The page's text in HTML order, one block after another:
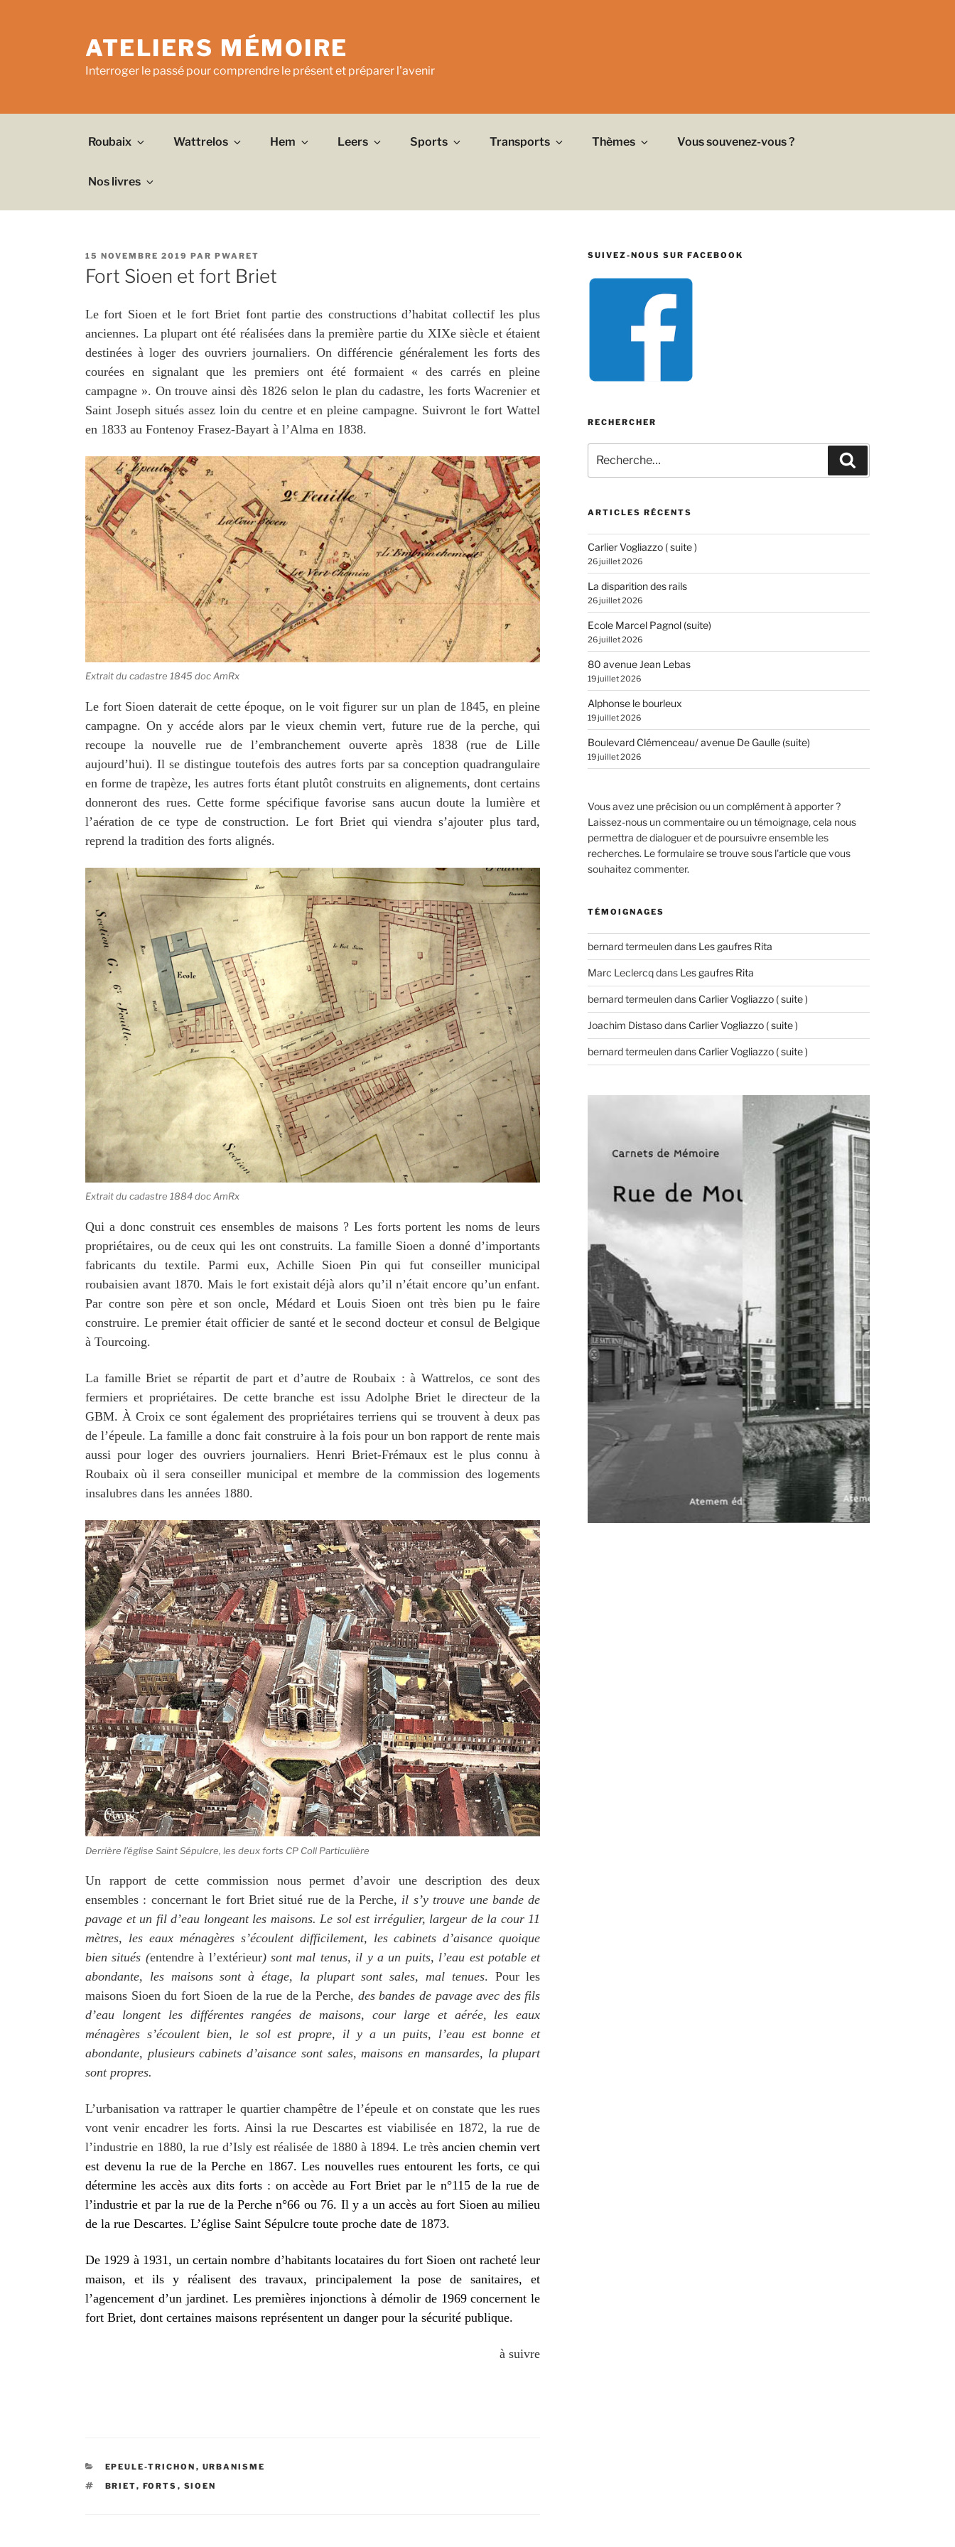
ATELIERS MÉMOIRE
Interroger le passé pour comprendre le présent et préparer l'avenir
Roubaix Wattrelos Hem Leers Sports Transports Thèmes Vous souvenez-vous ?
Nos livres
PUBLIÉ
LE
15 NOVEMBRE 2019 PAR PWARET
Fort Sioen et fort Briet
Le fort Sioen et le fort Briet font partie des constructions d’habitat collectif les plus
anciennes. La plupart ont été réalisées dans la première partie du XIXe siècle et étaient
destinées à loger des ouvriers journaliers. On différencie généralement les forts des
courées en signalant que les premiers ont été formaient « des carrés en pleine
campagne ». On trouve ainsi dès 1826 selon le plan du cadastre, les forts Wacrenier et
Saint Joseph situés assez loin du centre et en pleine campagne. Suivront le fort Wattel
en 1833 au Fontenoy Frasez-Bayart à l’Alma en 1838.
Extrait du cadastre 1845 doc AmRx
Le fort Sioen daterait de cette époque, on le voit figurer sur un plan de 1845, en pleine
campagne. On y accéde alors par le vieux chemin vert, future rue de la perche, qui
recoupe la nouvelle rue de l’embranchement ouverte après 1838 (rue de Lille
aujourd’hui). Il se distingue toutefois des autres forts par sa conception quadrangulaire
en forme de trapèze, les autres forts étant plutôt construits en alignements, dont certains
donneront des rues. Cette forme spécifique favorise sans aucun doute la lumière et
l’aération de ce type de construction. Le fort Briet qui viendra s’ajouter plus tard,
reprend la tradition des forts alignés.
Extrait du cadastre 1884 doc AmRx
Qui a donc construit ces ensembles de maisons ? Les forts portent les noms de leurs
propriétaires, ou de ceux qui les ont construits. La famille Sioen a donné d’importants
fabricants du textile. Parmi eux, Achille Sioen Pin qui fut conseiller municipal
roubaisien avant 1870. Mais le fort existait déjà alors qu’il n’était encore qu’un enfant.
Par contre son père et son oncle, Médard et Louis Sioen ont très bien pu le faire
construire. Le premier était officier de santé et le second docteur et consul de Belgique
à Tourcoing.
La famille Briet se répartit de part et d’autre de Roubaix : à Wattrelos, ce sont des
fermiers et propriétaires. De cette branche est issu Adolphe Briet le directeur de la
GBM. À Croix ce sont également des propriétaires terriens qui se trouvent à deux pas
de l’épeule. La famille a donc fait construire à la fois pour un bon rapport de rente mais
aussi pour loger des ouvriers journaliers. Henri Briet-Frémaux est le plus connu à
Roubaix où il sera conseiller municipal et membre de la commission des logements
insalubres dans les années 1880.
Derrière l’église Saint Sépulcre, les deux forts CP Coll Particulière
Un rapport de cette commission nous permet d’avoir une description des deux
ensembles : concernant le fort Briet situé rue de la Perche, il s’y trouve une bande de
pavage et un fil d’eau longeant les maisons. Le sol est irrégulier, largeur de la cour 11
mètres, les eaux ménagères s’écoulent difficilement, les cabinets d’aisance quoique
bien situés (entendre à l’extérieur) sont mal tenus, il y a un puits, l’eau est potable et
abondante, les maisons sont à étage, la plupart sont sales, mal tenues. Pour les
maisons Sioen du fort Sioen de la rue de la Perche, des bandes de pavage avec des fils
d’eau longent les différentes rangées de maisons, cour large et aérée, les eaux
ménagères s’écoulent bien, le sol est propre, il y a un puits, l’eau est bonne et
abondante, plusieurs cabinets d’aisance sont sales, maisons en mansardes, la plupart
sont propres.
L’urbanisation va rattraper le quartier champêtre de l’épeule et on constate que les rues
vont venir encadrer les forts. Ainsi la rue Descartes est viabilisée en 1872, la rue de
l’industrie en 1880, la rue d’Isly est réalisée de 1880 à 1894. Le très ancien cheminvert
est devenu la rue de la Perche en 1867. Les nouvellesruesentourent lesforts, ce qui
détermine les accès aux dits forts : on accède au Fort Briet par le n°115 de larue de
l’industrie et par la rue de la Perchen°66 ou 76. Il y a un accès au fort Sioen au milieu
de la rue Descartes. L’église Saint Sépulcre toute proche date de 1873.
De 1929 à 1931, un certain nombre d’habitants locataires du fort Sioen ont racheté leur
maison, et ils y réalisent des travaux, principalement la pose de sanitaires, et
l’agencement d’un jardinet. Les premières injonctions à démolir de 1969 concernent le
fort Briet, dont certaines maisons représentent un danger pour la sécurité publique.
à suivre
CATÉGORIES
EPEULE-TRICHON , URBANISME
ÉTIQUETTES
BRIET, FORTS , SIOEN
SUIVEZ-NOUS SUR FACEBOOK
RECHERCHER
pour
:
ARTICLES RÉCENTS
Carlier Vogliazzo ( suite )
26 juillet 2026
La disparition des rails
26 juillet 2026
Ecole Marcel Pagnol (suite)
26 juillet 2026
80 avenue Jean Lebas
19 juillet 2026
Alphonse le bourleux
19 juillet 2026
Boulevard Clémenceau/ avenue De Gaulle (suite)
19 juillet 2026
Vous avez une précision ou un complément à apporter ?
Laissez-nous un commentaire ou un témoignage, cela nous
permettra de dialoguer et de poursuivre ensemble les
recherches. Le formulaire se trouve sous l'article que vous
souhaitez commenter.
TÉMOIGNAGES
bernard termeulendans Les gaufres Rita
Marc Leclercqdans Les gaufres Rita
bernard termeulendans Carlier Vogliazzo ( suite )
Joachim Distasodans Carlier Vogliazzo ( suite )
bernard termeulendans Carlier Vogliazzo ( suite )